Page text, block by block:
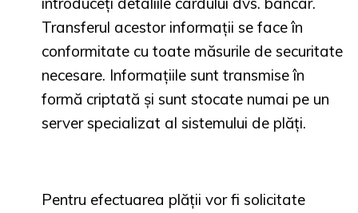
Transferul acestor informații se face în
conformitate cu toate măsurile de securitate
necesare. Informațiile sunt transmise în
formă criptată și sunt stocate numai pe un
server specializat al sistemului de plăți.
Pentru efectuarea plății vor fi solicitate